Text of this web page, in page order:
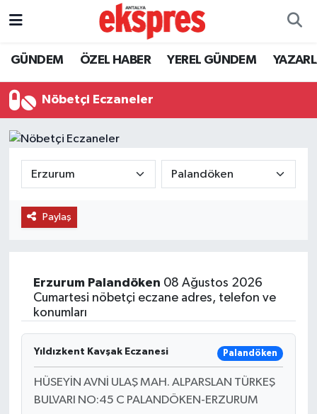
GÜNDEM ÖZEL HABER YEREL GÜNDEM
Nöbetçi Eczaneler
Paylaş
Erzurum Palandöken 08 Ağustos 2026
Cumartesi nöbetçi eczane adres, telefon ve
konumları
Yıldızkent Kavşak Eczanesi Palandöken
HÜSEYİN AVNİ ULAŞ MAH. ALPARSLAN TÜRKEŞ
BULVARI NO:45 C PALANDÖKEN-ERZURUM
ÖZEL HABER
EKONOMİ
SAĞLIK
EĞİTİM
Nöbetçi Eczaneler
Süper Lig Puan Durumu ve Fikstür